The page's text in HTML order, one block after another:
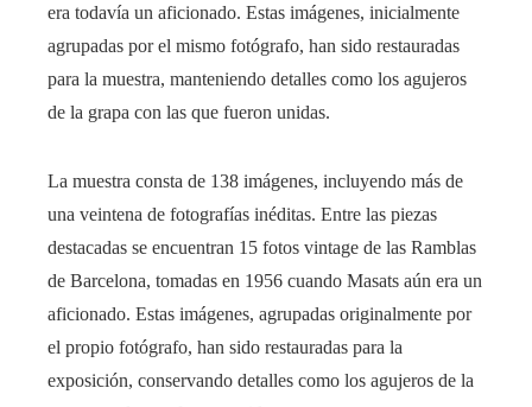
era todavía un aficionado. Estas imágenes, inicialmente
agrupadas por el mismo fotógrafo, han sido restauradas
para la muestra, manteniendo detalles como los agujeros
de la grapa con las que fueron unidas.
La muestra consta de 138 imágenes, incluyendo más de
una veintena de fotografías inéditas. Entre las piezas
destacadas se encuentran 15 fotos vintage de las Ramblas
de Barcelona, tomadas en 1956 cuando Masats aún era un
aficionado. Estas imágenes, agrupadas originalmente por
el propio fotógrafo, han sido restauradas para la
exposición, conservando detalles como los agujeros de la